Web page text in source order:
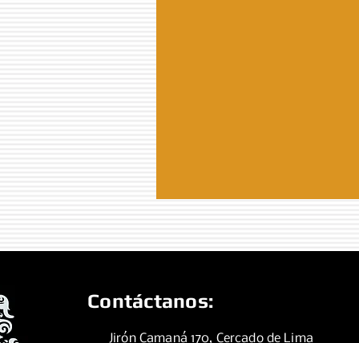
Contáctanos:
Jirón Camaná 170, Cercado de Lima